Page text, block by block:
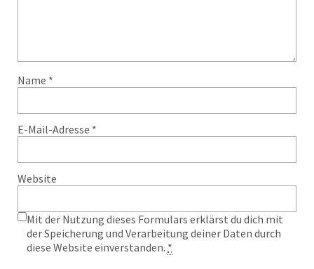
Name *
E-Mail-Adresse *
Website
Mit der Nutzung dieses Formulars erklärst du dich mit
der Speicherung und Verarbeitung deiner Daten durch
diese Website einverstanden. *